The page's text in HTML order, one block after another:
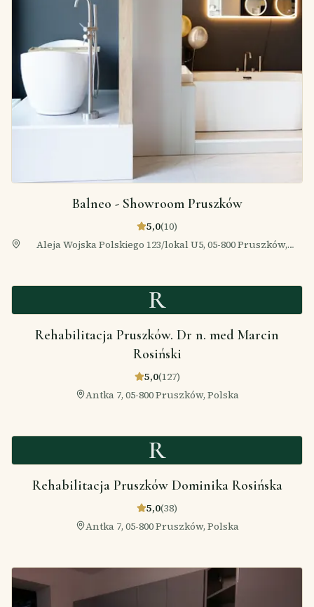
Balneo - Showroom Pruszków
5,0(10)
Aleja Wojska Polskiego 123/lokal U5, 05-800 Pruszków,
R
Rehabilitacja Pruszków. Dr n. med Marcin
Rosiński
5,0(127)
Antka 7, 05-800 Pruszków, Polska
R
Rehabilitacja Pruszków Dominika Rosińska
5,0(38)
Antka 7, 05-800 Pruszków, Polska